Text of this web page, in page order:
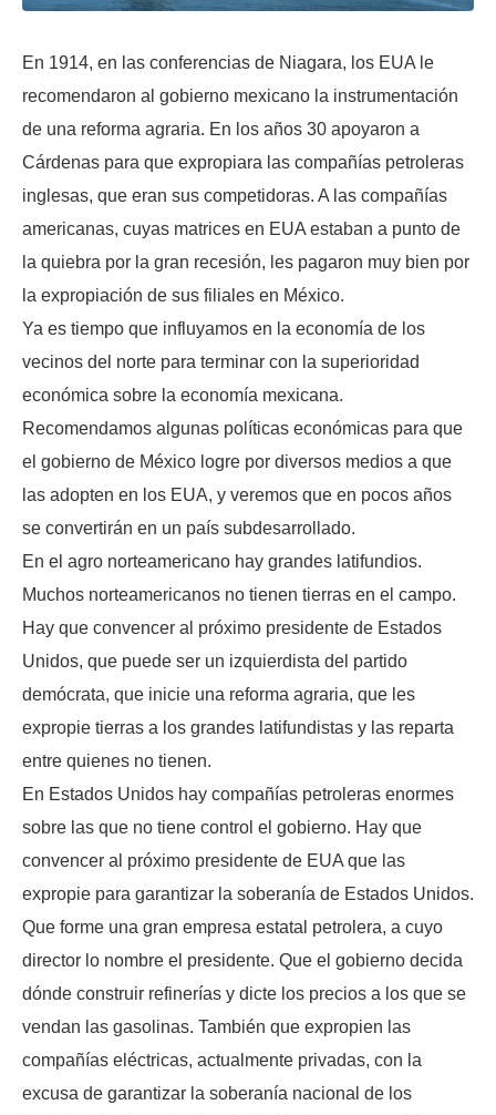
En 1914, en las conferencias de Niagara, los EUA le
recomendaron al gobierno mexicano la instrumentación
de una reforma agraria. En los años 30 apoyaron a
Cárdenas para que expropiara las compañías petroleras
inglesas, que eran sus competidoras. A las compañías
americanas, cuyas matrices en EUA estaban a punto de
la quiebra por la gran recesión, les pagaron muy bien por
la expropiación de sus filiales en México.
Ya es tiempo que influyamos en la economía de los
vecinos del norte para terminar con la superioridad
económica sobre la economía mexicana.
Recomendamos algunas políticas económicas para que
el gobierno de México logre por diversos medios a que
las adopten en los EUA, y veremos que en pocos años
se convertirán en un país subdesarrollado.
En el agro norteamericano hay grandes latifundios.
Muchos norteamericanos no tienen tierras en el campo.
Hay que convencer al próximo presidente de Estados
Unidos, que puede ser un izquierdista del partido
demócrata, que inicie una reforma agraria, que les
expropie tierras a los grandes latifundistas y las reparta
entre quienes no tienen.
En Estados Unidos hay compañías petroleras enormes
sobre las que no tiene control el gobierno. Hay que
convencer al próximo presidente de EUA que las
expropie para garantizar la soberanía de Estados Unidos.
Que forme una gran empresa estatal petrolera, a cuyo
director lo nombre el presidente. Que el gobierno decida
dónde construir refinerías y dicte los precios a los que se
vendan las gasolinas. También que expropien las
compañías eléctricas, actualmente privadas, con la
excusa de garantizar la soberanía nacional de los